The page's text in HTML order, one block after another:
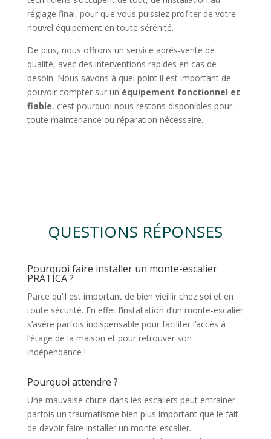
réglage final, pour que vous puissiez profiter de votre
nouvel équipement en toute sérénité.
De plus, nous offrons un service après-vente de
qualité, avec des interventions rapides en cas de
besoin. Nous savons à quel point il est important de
pouvoir compter sur un équipement fonctionnel et
fiable, c’est pourquoi nous restons disponibles pour
toute maintenance ou réparation nécessaire.
QUESTIONS RÉPONSES
Pourquoi faire installer un monte-escalier
PRATICA ?
Parce qu’il est important de bien vieillir chez soi et en
toute sécurité. En effet l’installation d’un monte-escalier
s’avère parfois indispensable pour faciliter l’accès à
l’étage de la maison et pour retrouver son
indépendance !
Pourquoi attendre ?
Une mauvaise chute dans les escaliers peut entrainer
parfois un traumatisme bien plus important que le fait
de devoir faire installer un monte-escalier.